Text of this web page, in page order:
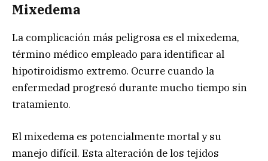
Mixedema
La complicación más peligrosa es el mixedema,
término médico empleado para identificar al
hipotiroidismo extremo. Ocurre cuando la
enfermedad progresó durante mucho tiempo sin
tratamiento.
El mixedema es potencialmente mortal y su
manejo difícil. Esta alteración de los tejidos